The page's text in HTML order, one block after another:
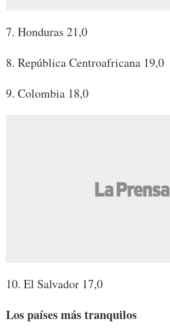
7. Honduras 21,0
8. República Centroafricana 19,0
9. Colombia 18,0
10. El Salvador 17,0
Los países más tranquilos